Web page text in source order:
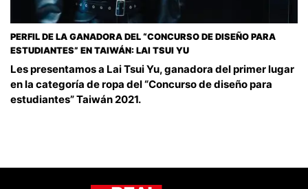
PERFIL DE LA GANADORA DEL “CONCURSO DE DISEÑO PARA
ESTUDIANTES” EN TAIWÁN: LAI TSUI YU
Les presentamos a Lai Tsui Yu, ganadora del primer lugar
en la categoría de ropa del “Concurso de diseño para
estudiantes” Taiwán 2021.